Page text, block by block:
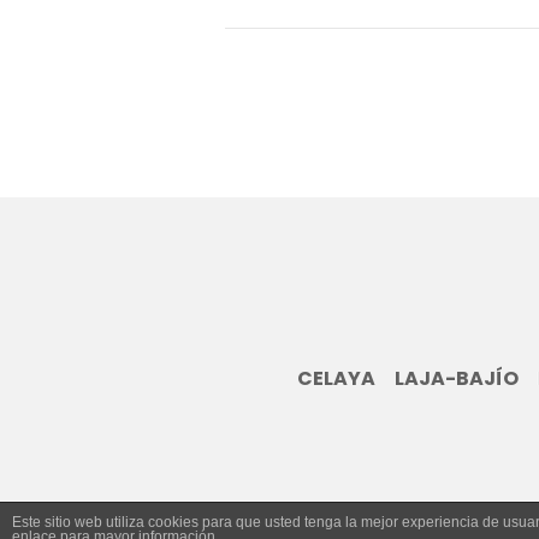
CELAYA LAJA-BAJÍO
Este sitio web utiliza cookies para que usted tenga la mejor experiencia de